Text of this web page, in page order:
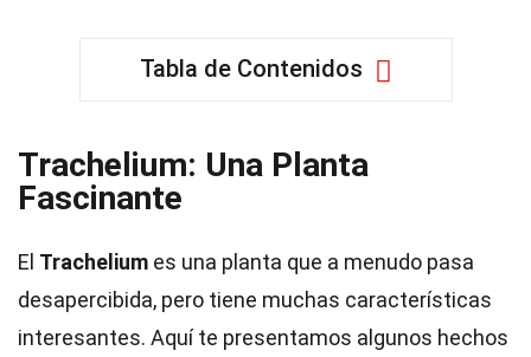
Tabla de Contenidos
Trachelium: Una Planta
Fascinante
El Trachelium es una planta que a menudo pasa
desapercibida, pero tiene muchas características
interesantes. Aquí te presentamos algunos hechos